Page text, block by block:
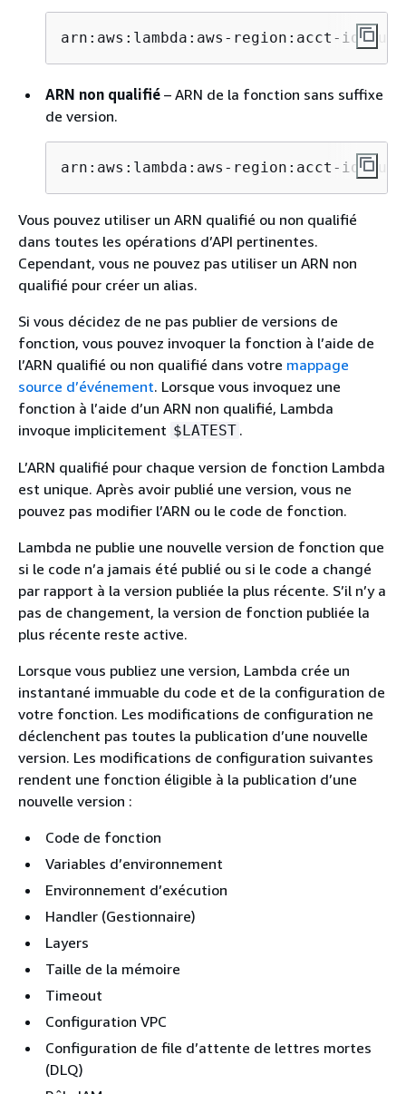
arn:aws:lambda:aws-region:acct-
ARN non qualifié – ARN de la fonction sans suffixe
de version.
arn:aws:lambda:aws-region:acct-
Vous pouvez utiliser un ARN qualifié ou non qualifié
dans toutes les opérations d’API pertinentes.
Cependant, vous ne pouvez pas utiliser un ARN non
qualifié pour créer un alias.
Si vous décidez de ne pas publier de versions de
fonction, vous pouvez invoquer la fonction à l’aide de
l’ARN qualifié ou non qualifié dans votre mappage
source d’événement. Lorsque vous invoquez une
fonction à l’aide d’un ARN non qualifié, Lambda
invoque implicitement $LATEST .
L’ARN qualifié pour chaque version de fonction Lambda
est unique. Après avoir publié une version, vous ne
pouvez pas modifier l’ARN ou le code de fonction.
Lambda ne publie une nouvelle version de fonction que
si le code n’a jamais été publié ou si le code a changé
par rapport à la version publiée la plus récente. S’il n’y a
pas de changement, la version de fonction publiée la
plus récente reste active.
Lorsque vous publiez une version, Lambda crée un
instantané immuable du code et de la configuration de
votre fonction. Les modifications de configuration ne
déclenchent pas toutes la publication d’une nouvelle
version. Les modifications de configuration suivantes
rendent une fonction éligible à la publication d’une
nouvelle version :
Code de fonction
Variables d’environnement
Environnement d’exécution
Handler (Gestionnaire)
Layers
Taille de la mémoire
Timeout
Configuration VPC
Configuration de file d’attente de lettres mortes
(DLQ)